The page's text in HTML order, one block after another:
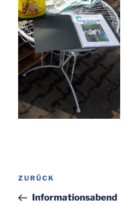
Beitragsnavigation
Vorheriger
Beitrag
ZURÜCK
Informationsabend